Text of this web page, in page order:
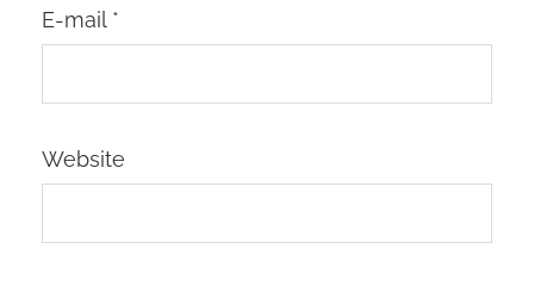
E-mail *
Website